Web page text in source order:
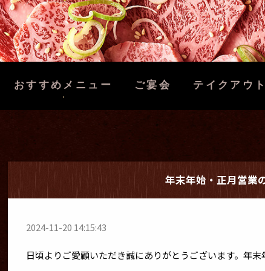
おすすめメニュー ご宴会 テイクアウト
年末年始・正月営業
2024-11-20 14:15:43
日頃よりご愛顧いただき誠にありがとうございます。年